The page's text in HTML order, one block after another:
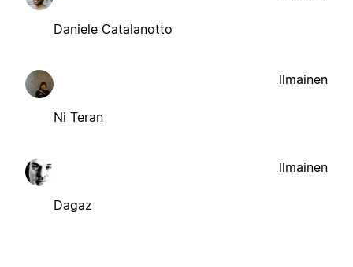
Daniele Catalanotto
Ni Teran
Ilmainen
Dagaz
Ilmainen